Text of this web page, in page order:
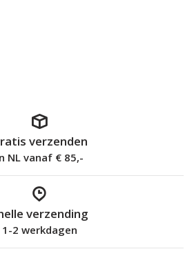
verzenden
NL vanaf € 85,-
verzending
1-2 werkdagen